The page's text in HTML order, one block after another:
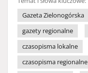
Gazeta Zielonogórska
gazety regionalne
czasopisma lokalne
czasopisma regionalne